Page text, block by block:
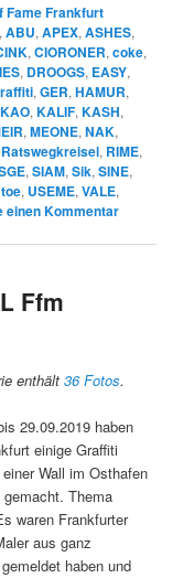
Fame Frankfurt
,ABU,APEX,ASHES,
,CIORONER,coke,
, DROOGS, EASY,
,GER,HAMUR,
,KALIF,KASH,
,MEONE,NAK,
Ratswegkreisel, RIME,
,SIAM,Sik,SINE,
toe, USEME,VALE,
einen Kommentar
Ffm
enthält36 Fotos.
29.09.2019 haben
einige Graffiti
Wall im Osthafen
Thema
waren Frankfurter
aus ganz
haben und